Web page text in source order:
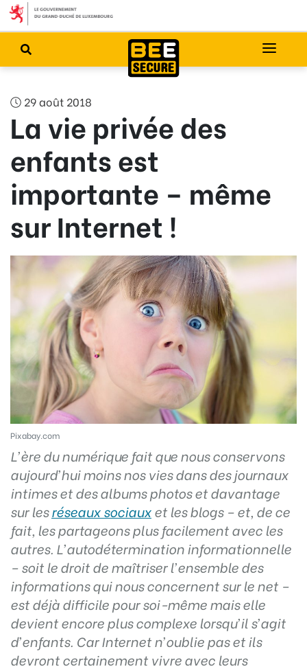
29 août 2018
La vie privée des
enfants est
importante – même
sur Internet !
Pixabay.com
L’ère du numérique fait que nous conservons
aujourd’hui moins nos vies dans des journaux
intimes et des albums photos et davantage
sur lesréseaux sociauxet les blogs – et, de ce
fait, les partageons plus facilement avec les
autres. L’autodétermination informationnelle
– soit le droit de maîtriser l’ensemble des
informations qui nous concernent sur le net –
est déjà difficile pour soi-même mais elle
devient encore plus complexe lorsqu’il s’agit
d’enfants. Car Internet n’oublie pas et ils
devront certainement vivre avec leurs